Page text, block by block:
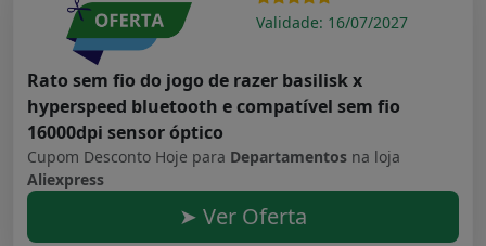
Validade: 16/07/2027
Rato sem fio do jogo de razer basilisk x
hyperspeed bluetooth e compatível sem fio
16000dpi sensor óptico
Cupom Desconto Hoje para Departamentos na loja
Aliexpress
➤ Ver Oferta